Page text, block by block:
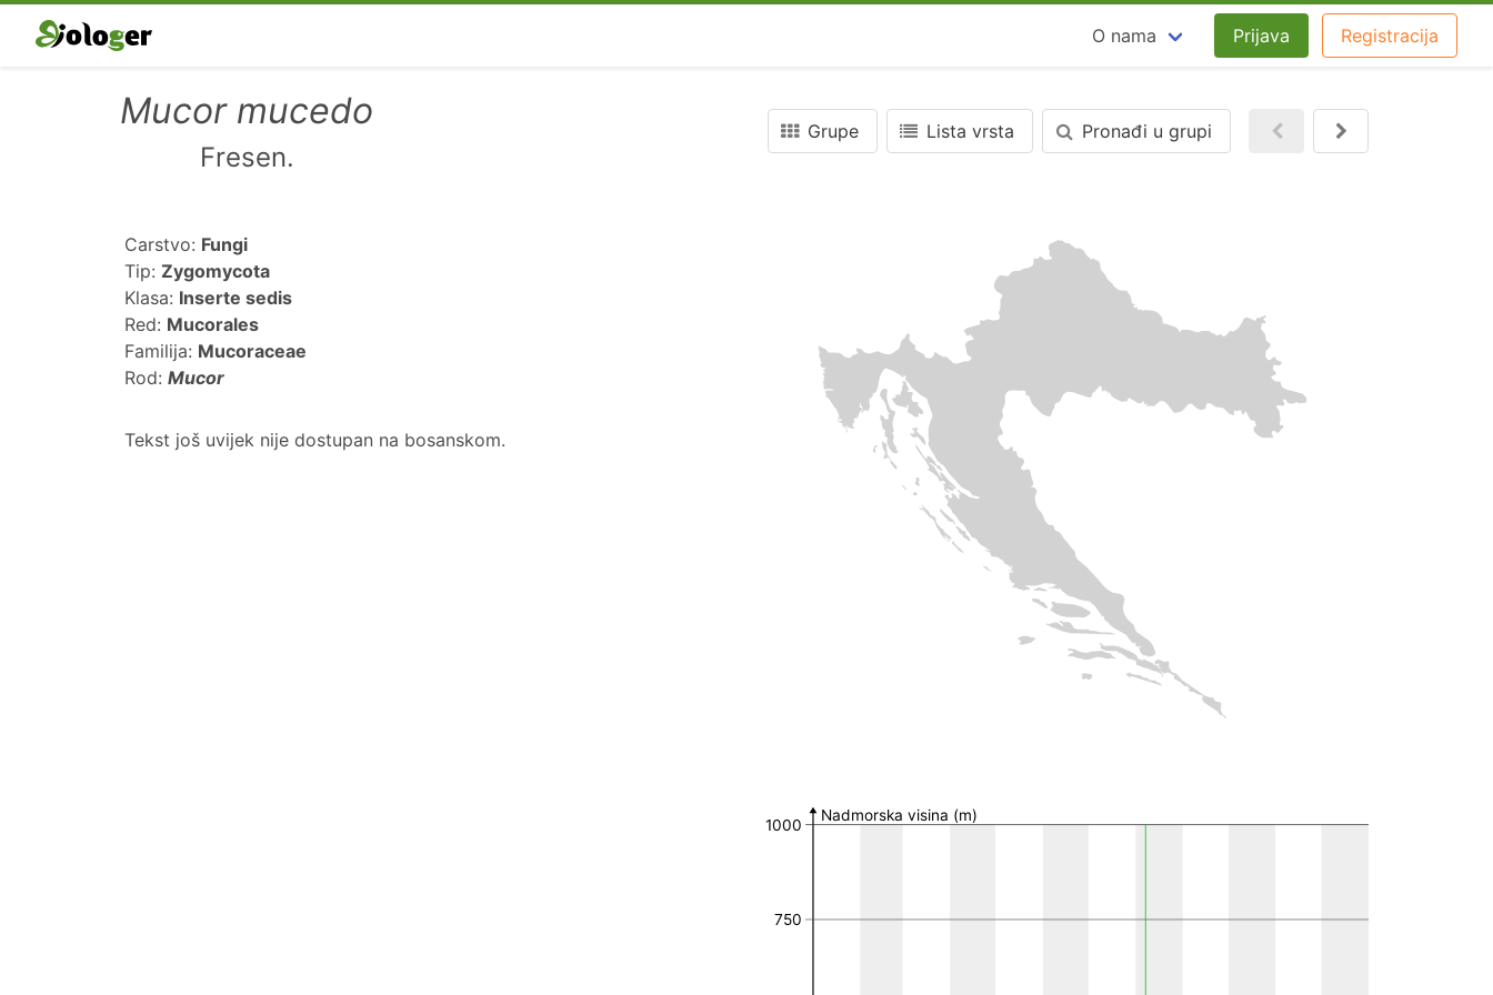
O nama Prijava Registracija
Mucor mucedo
Fresen.
Grupe Lista vrsta Pronađi u grupi
Nazad
Carstvo: Fungi
Tip: Zygomycota
Klasa: Inserte sedis
Red: Mucorales
Familija: Mucoraceae
Rod: Mucor
Tekst još uvijek nije dostupan na bosanskom.
MGRS 10k poljeBroj nalaza
Nadmorska visina (m)
750
1000